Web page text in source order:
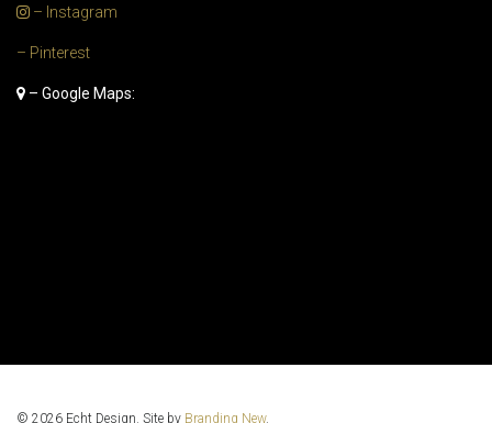
– Instagram
– Pinterest
– Google Maps:
© 2026 Echt Design. Site by Branding New.